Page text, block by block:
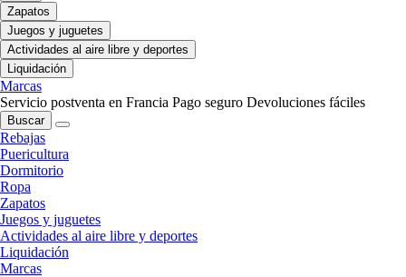
Zapatos
Juegos y juguetes
Actividades al aire libre y deportes
Liquidación
Marcas
Servicio postventa en Francia Pago seguro Devoluciones fáciles
Buscar
Rebajas
Puericultura
Dormitorio
Ropa
Zapatos
Juegos y juguetes
Actividades al aire libre y deportes
Liquidación
Marcas